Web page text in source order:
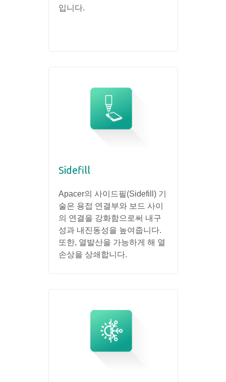
입니다.
Sidefill
Apacer의 사이드필(Sidefill) 기
술은 용접 연결부와 보드 사이
의 연결을 강화함으로써 내구
성과 내진동성을 높여줍니다.
또한, 열발산을 가능하게 해 열
손상을 상쇄합니다.